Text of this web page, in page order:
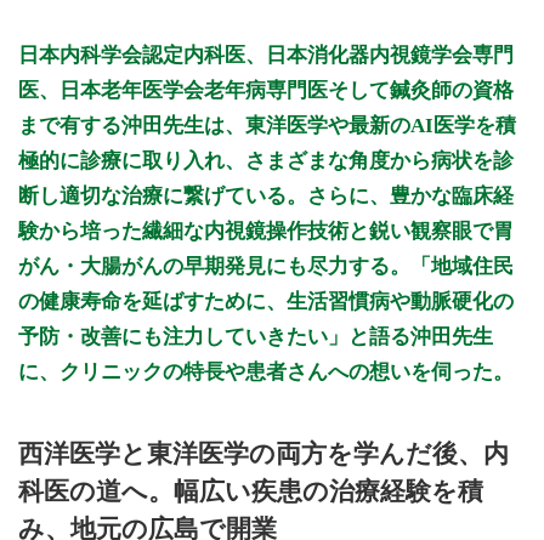
公式HPはこちら
初診受付
日本内科学会認定内科医、日本消化器内視鏡学会専門
医、日本老年医学会老年病専門医そして鍼灸師の資格
まで有する沖田先生は、東洋医学や最新のAI医学を積
極的に診療に取り入れ、さまざまな角度から病状を診
断し適切な治療に繋げている。さらに、豊かな臨床経
験から培った繊細な内視鏡操作技術と鋭い観察眼で胃
がん・大腸がんの早期発見にも尽力する。「地域住民
の健康寿命を延ばすために、生活習慣病や動脈硬化の
予防・改善にも注力していきたい」と語る沖田先生
に、クリニックの特長や患者さんへの想いを伺った。
西洋医学と東洋医学の両方を学んだ後、内
科医の道へ。幅広い疾患の治療経験を積
み、地元の広島で開業